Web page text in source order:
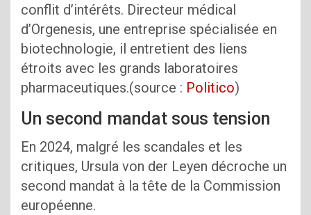
conflit d’intérêts. Directeur médical
d’Orgenesis, une entreprise spécialisée en
biotechnologie, il entretient des liens
étroits avec les grands laboratoires
pharmaceutiques.(source : Politico)
Un second mandat sous tension
En 2024, malgré les scandales et les
critiques, Ursula von der Leyen décroche un
second mandat à la tête de la Commission
européenne.